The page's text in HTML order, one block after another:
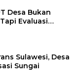
Desa Bukan
Evaluasi
Sulawesi, Desa
Sungai